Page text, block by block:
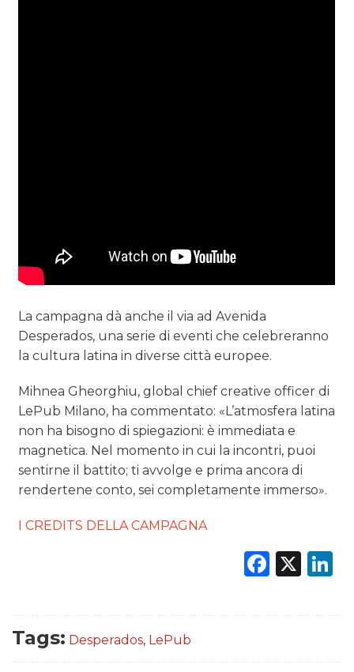
La campagna dà anche il via ad Avenida
Desperados, una serie di eventi che celebreranno
la cultura latina in diverse città europee.
Mihnea Gheorghiu, global chief creative officer di
LePub Milano, ha commentato: «L’atmosfera latina
non ha bisogno di spiegazioni: è immediata e
magnetica. Nel momento in cui la incontri, puoi
sentirne il battito; ti avvolge e prima ancora di
rendertene conto, sei completamente immerso».
I CREDITS DELLA CAMPAGNA
X
Tags: Desperados, LePub